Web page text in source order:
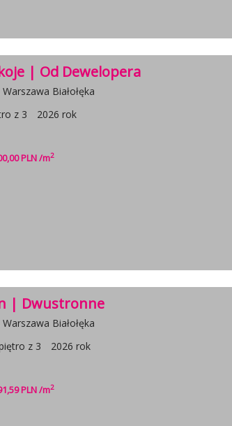
| Od Dewelopera
Białołęka
z 3 2026 rok
PLN /m2
| Dwustronne
Białołęka
z 3 2026 rok
PLN /m2